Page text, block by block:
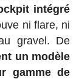
intégré
ni flare, ni
gravel. De
un modèle
gamme de